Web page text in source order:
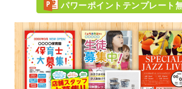
パワーポイントテンプレート